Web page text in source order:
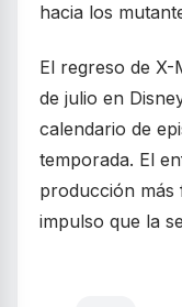
hacia los
El regreso de X-
de julio en
calendario de
temporada. El
producción más
impulso que la